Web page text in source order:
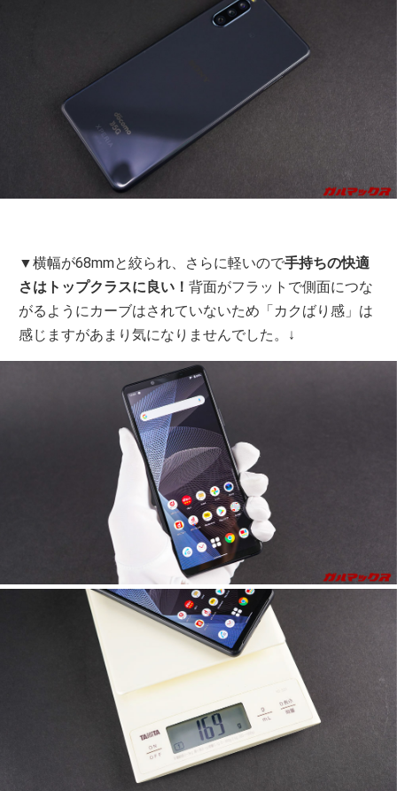
▼横幅が68mmと絞られ、さらに軽いので手持ちの快適
さはトップクラスに良い！背面がフラットで側面につな
がるようにカーブはされていないため「カクばり感」は
感じますがあまり気になりませんでした。↓